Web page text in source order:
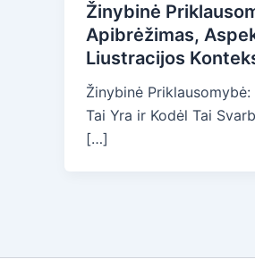
Žinybinė
Apibrėžimas,
Liustracijos
Žinybinė
Tai Yra ir Kodėl Tai
[…]